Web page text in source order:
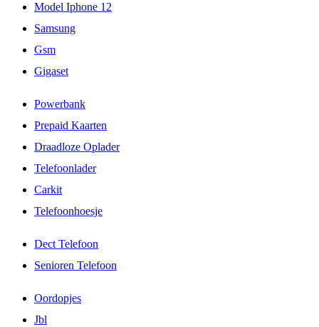
Model Iphone 12
Samsung
Gsm
Gigaset
Powerbank
Prepaid Kaarten
Draadloze Oplader
Telefoonlader
Carkit
Telefoonhoesje
Dect Telefoon
Senioren Telefoon
Oordopjes
Jbl